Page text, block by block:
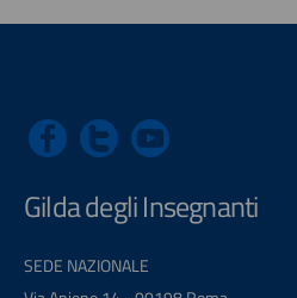
Gilda degli Insegnanti
SEDE NAZIONALE